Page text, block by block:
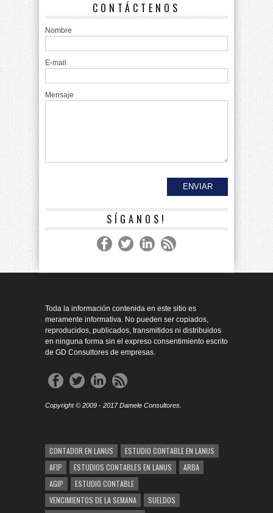
CONTÁCTENOS
Nombre
E-mail
Mensaje
SÍGANOS!
Toda la información contenida en este sitio es
meramente informativa. No pueden ser copiados,
reproducidos, publicados, transmitidos ni distribuidos
en ninguna forma sin el expreso consentimiento escrito
de GD Consultores de empresas.
Copyright © 2009 - 2017 Damele Consultores.
CONTADOR EN LANUS
ESTUDIO CONTABLE EN LANUS
AFIP
ESTUDIOS CONTABLES EN LANUS
ARBA
AGIP
ESTUDIO CONTABLE
VENCIMIENTOS DE LA SEMANA
SUELDOS